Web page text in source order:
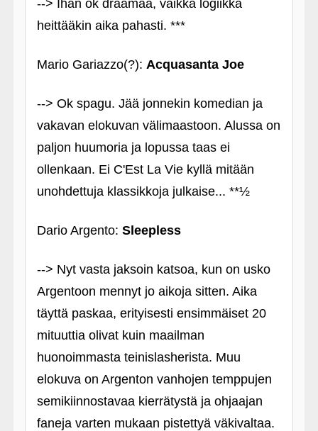
--> Ihan ok draamaa, vaikka logiikka
heittääkin aika pahasti. ***
Mario Gariazzo(?): Acquasanta Joe
--> Ok spagu. Jää jonnekin komedian ja
vakavan elokuvan välimaastoon. Alussa on
paljon huumoria ja lopussa taas ei
ollenkaan. Ei C'Est La Vie kyllä mitään
unohdettuja klassikkoja julkaise... **½
Dario Argento: Sleepless
--> Nyt vasta jaksoin katsoa, kun on usko
Argentoon mennyt jo aikoja sitten. Aika
täyttä paskaa, erityisesti ensimmäiset 20
mituuttia olivat kuin maailman
huonoimmasta teinislasherista. Muu
elokuva on Argenton vanhojen temppujen
semikiinnostavaa kierrätystä ja ohjaajan
faneja varten mukaan pistettyä väkivaltaa.